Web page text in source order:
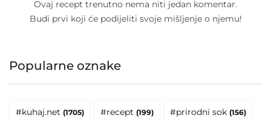
Ovaj recept trenutno nema niti jedan komentar.
Budi prvi koji će podijeliti svoje mišljenje o njemu!
Popularne oznake
#kuhaj.net (1705) #recept (199) #prirodni sok (156)